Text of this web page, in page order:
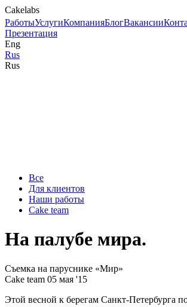
Cakelabs
РаботыУслугиКомпанияБлогВакансии
Презентация
Eng
Rus
Rus
Все
Для клиентов
Наши работы
Cake team
На палубе мира.
Съемка на паруснике «Мир»
Cake team 05 мая '15
Этой весной к берегам Санкт-Петербурга